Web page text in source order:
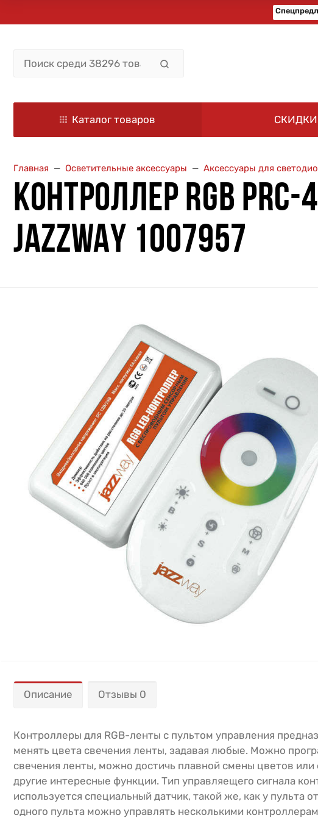
Каталог товаров СКИДКИ
Главная Осветительные аксессуары Аксессуары для
КОНТРОЛЛЕР RGB
JAZZWAY 1007957
Описание Отзывы 0
Контроллеры для RGB-ленты с пультом управления
менять цвета свечения ленты, задавая любые. Можно
свечения ленты, можно достичь плавной смены цветов
другие интересные функции. Тип управляещего сигнала
используется специальный датчик, такой же, как у пульта
одного пульта можно управлять несколькими